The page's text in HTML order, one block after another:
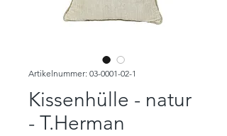
Artikelnummer: 03-0001-02-1
Kissenhülle - natur
- T.Herman